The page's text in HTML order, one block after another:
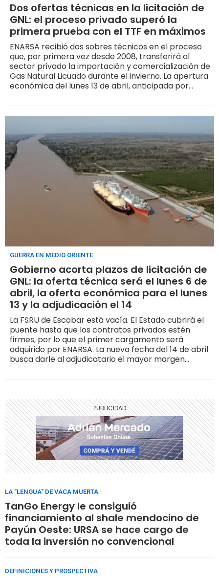
Dos ofertas técnicas en la licitación de
GNL: el proceso privado superó la
primera prueba con el TTF en máximos
ENARSA recibió dos sobres técnicos en el proceso
que, por primera vez desde 2008, transferirá al
sector privado la importación y comercialización de
Gas Natural Licuado durante el invierno. La apertura
económica del lunes 13 de abril, anticipada por
abril
GUERRA EN MEDIO ORIENTE
Gobierno acorta plazos de licitación de
GNL: la oferta técnica será el lunes 6 de
abril, la oferta económica para el lunes
13 y la adjudicación el 14
La FSRU de Escobar está vacía. El Estado cubrirá el
puente hasta que los contratos privados estén
firmes, por lo que el primer cargamento será
adquirido por ENARSA. La nueva fecha del 14 de abril
busca darle al adjudicatario el mayor margen
demanda invernal alcance su pico
LA "LENGUA" DE VACA MUERTA
TanGo Energy le consiguió
financiamiento al shale mendocino de
Payún Oeste: URSA se hace cargo de
toda la inversión no convencional
DEFINICIONES Y PROSPECTIVA